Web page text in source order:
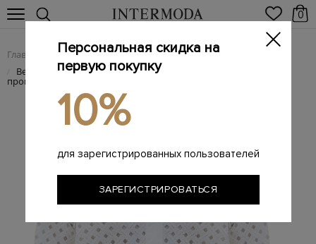
0
Главная Женщинам / Женская одежда / Женские куртки
/ Ветровка из пряжи кроше и тафты с водоотталкивающей
пропиткой
Персональная скидка на
первую покупку
10%
для зарегистрированных пользователей
ЗАРЕГИСТРИРОВАТЬСЯ